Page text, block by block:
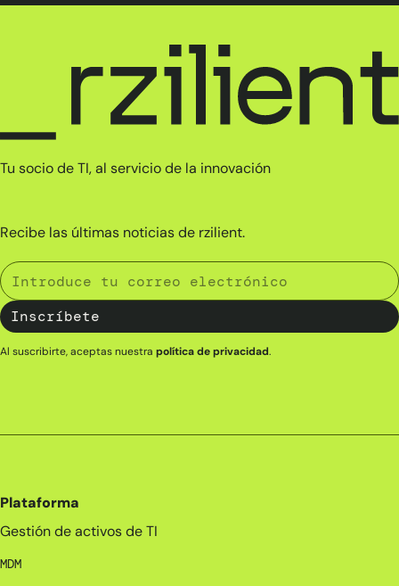
Tu socio de TI, al servicio de la innovación
Recibe las últimas noticias de rzilient.
Al suscribirte, aceptas nuestra política de privacidad.
Plataforma
Gestión de activos de TI
MDM